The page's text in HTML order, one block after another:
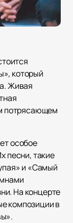
который
Живая
потрясающем
особое
песни, такие
и «Самый
На концерте
композиции в